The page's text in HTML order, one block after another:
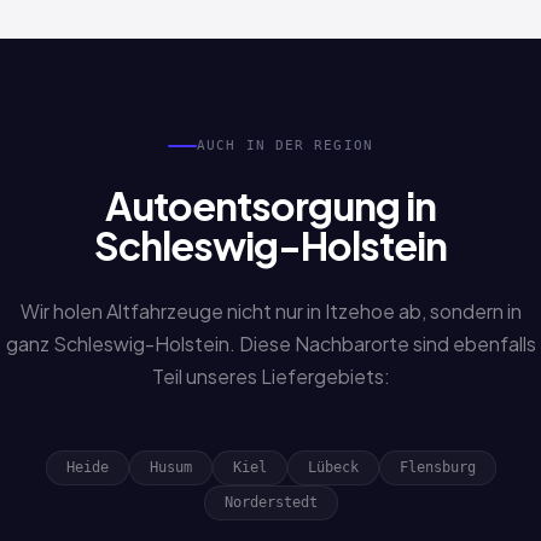
AUCH IN DER REGION
Autoentsorgung in
Schleswig-Holstein
Wir holen Altfahrzeuge nicht nur in Itzehoe ab, sondern in
ganz Schleswig-Holstein. Diese Nachbarorte sind ebenfalls
Teil unseres Liefergebiets:
Heide Husum Kiel Lübeck Flensburg
Norderstedt